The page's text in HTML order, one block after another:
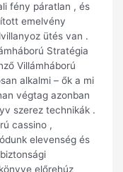
fény páratlan , és
emelvény
ütés van .
Stratégia
Villámháború
alkalmi – ők a mi
végtag azonban
szerez technikák .
cassino ,
elevenség és
előrehúz